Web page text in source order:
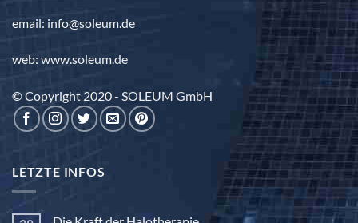
email: info@soleum.de
web: www.soleum.de
© Copyright 2020 - SOLEUM GmbH
LETZTE INFOS